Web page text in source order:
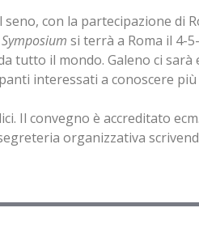
con la partecipazione di
si terrà a Roma il 4-
tutto il mondo. Galeno ci sarà
interessati a conoscere più
Il convegno è accreditato
organizzativa